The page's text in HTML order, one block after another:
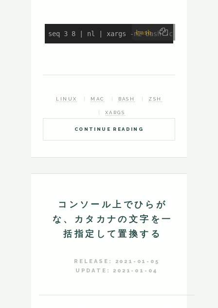
bash
seq 3 8 | nl | xargs -n2 bash -c
CONTINUE READING
LINUX MAC BASH ZSH
XARGS
コンソール上でひらが
な、カタカナの文字を一
括指定して置換する
RELEASE: 2021-01-05
UPDATE: 2021-01-04